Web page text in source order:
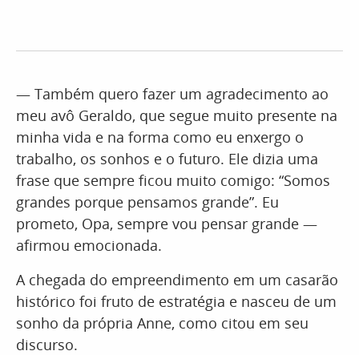
— Também quero fazer um agradecimento ao
meu avô Geraldo, que segue muito presente na
minha vida e na forma como eu enxergo o
trabalho, os sonhos e o futuro. Ele dizia uma
frase que sempre ficou muito comigo: “Somos
grandes porque pensamos grande”. Eu
prometo, Opa, sempre vou pensar grande —
afirmou emocionada.
A chegada do empreendimento em um casarão
histórico foi fruto de estratégia e nasceu de um
sonho da própria Anne, como citou em seu
discurso.